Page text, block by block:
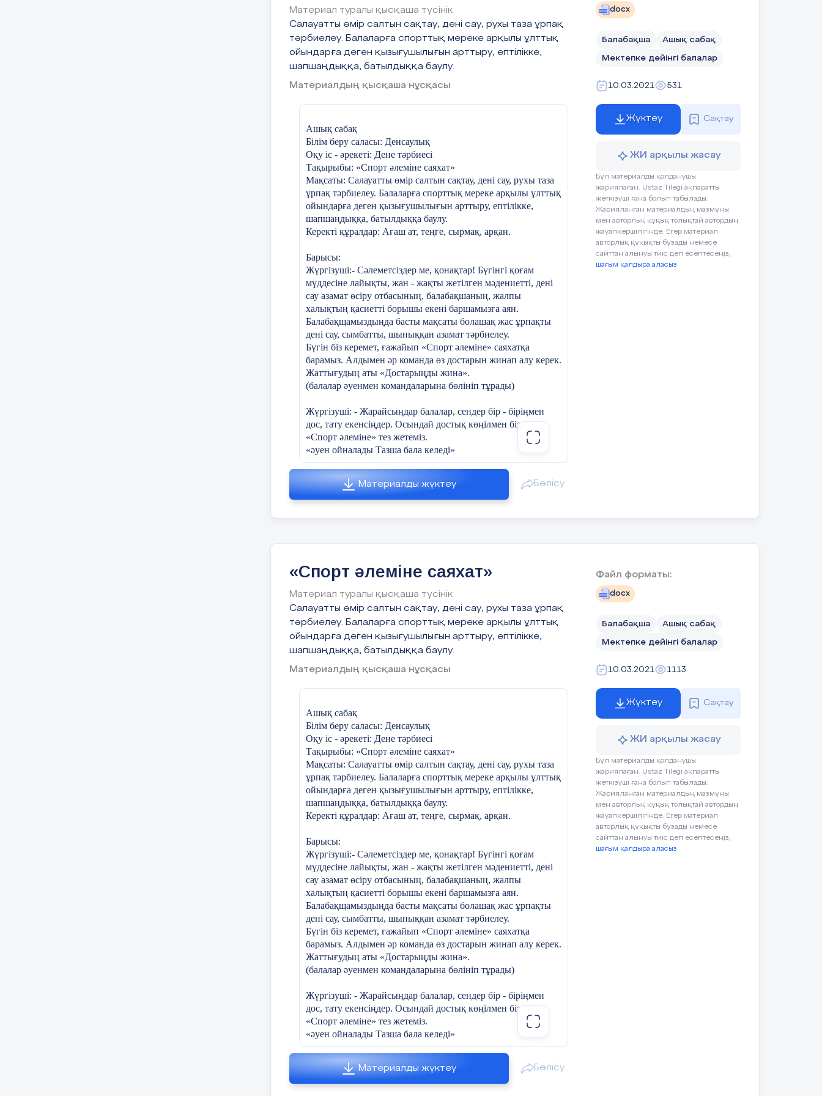
Сайысқа қатысуға енді ортаға,
Жылдам да шапшаң,
Оқушыларымыз ортаға шақырамыз.
(әр топ сап түзеп, орындарына келіп тұрады)
Ал, құрметті халайық!
Жарысты енді көріңдер.
Әділ қазы алқасы,
Әділ баға беріңдер!
Сайысты бастамас бұрын, сайысымызға әділ баға беретін
әділқазылар алқасымен таныстырайық.
1.
2.
Жүргізуші:
Таза ауа, спорт болсын дәріміз,
Еңбек етіп келгенінше әліміз.
«Алға» — деген бір – ақ мақсат ұстанып,
Сайысқа аттанайық бәріміз!
Бұл сайысымыз 10 балдық жүйемен бағаланады.
Әр топ төмендегі кезең бойынша сайысқа түседі:
1. Әр кезеңде білімдеріңіз бен белсенділіктеріңіз
сыналады.
Құрметті сайыскерлер! Сіздерге сәт сапар!
Сайысымызды бастаймыз.
Өнер қуып топ өтер дейміз,
Бір басына өнері жетер дейміз.
Сайысқа келген топтар кезектесіп,
Таныстырып өздерін кетер дейміз.
Жалындаймыз, жанамыз,
Әрқашан біз мықтымыз,
Бәрін жеңіп шығамыз.
«Шымыр» тобы
Таныстыру:
Шынықсаң шымыр боласың,
Спортты серік ете біл,
Жақсы азамат боласың
2- кезең : «Оққағар»Бұл кезеңде оқушылар оққағарды
атып, ондағы сұраққа жауап береді. Уақыт белгіленеді.
1-топ: Жазғы спорт түрлері:
«Ойнайық, ойнайық та ойлайық!
Қатардан артта қалып қоймайық,
Белсенді болайық ортада,
Уақытты тектен - тек жоймайық!
Олай болса, екінші турымызға өтеміз.
3 – кезең: «Кенгуру»
Ойынның шарты: Топ мүшелері үлкен резеңке доптың
үстіне отырып кедергі арасымен айнала секіре өтіп,
жұмбақтың жауабын табады және топқа кері айналып
қайту.
Әділқазылардың бағасы.
Материал туралы қысқаша түсінік
Салауатты өмір салтын сақтау, дені сау, рухы таза ұрпақ
тәрбиелеу. Балаларға спорттық мереке арқылы ұлттық
ойындарға деген қызығушылығын арттыру, ептілікке,
шапшаңдыққа, батылдыққа баулу.
Материалдың қысқаша нұсқасы
Ашық сабақ
Білім беру саласы: Денсаулық
Оқу іс - әрекеті: Дене тәрбиесі
Тақырыбы: «Спорт әлеміне саяхат»
Мақсаты: Салауатты өмір салтын сақтау, дені сау, рухы таза
ұрпақ тәрбиелеу. Балаларға спорттық мереке арқылы ұлттық
ойындарға деген қызығушылығын арттыру, ептілікке,
шапшаңдыққа, батылдыққа баулу.
Керекті құралдар: Ағаш ат, теңге, сырмақ, арқан.
Барысы:
Жүргізуші:- Сәлеметсіздер ме, қонақтар! Бүгінгі қоғам
мүддесіне лайықты, жан - жақты жетілген мәдениетті, дені
сау азамат өсіру отбасының, балабақшаның, жалпы
халықтың қасиетті борышы екені баршамызға аян.
Балабақщамыздыңда басты мақсаты болашақ жас ұрпақты
дені сау, сымбатты, шыныққан азамат тәрбиелеу.
Бүгін біз керемет, ғажайып «Спорт әлеміне» саяхатқа
барамыз. Алдымен әр команда өз достарын жинап алу керек.
Жаттығудың аты «Достарыңды жина».
(балалар әуенмен командаларына бөлініп тұрады)
Жүргізуші: - Жарайсыңдар балалар, сендер бір - біріңмен
дос, тату екенсіңдер. Осындай достық көңілмен біздер
«Спорт әлеміне» тез жетеміз.
«әуен ойналады Тазша бала келеді»
Тазша: Сәлеметсіңдер ме, балалармен үлкендер!
Жүргізуші: Сәлеметсің бе, Тазша бала? Сен қайда асығып
бара жатырсың?
ЖҮРГІЗУШІ: Уайымдама, біздің балалар да «Спорт
әлеміне» бара жатыр, олар саған көмектеседі.
Тазша: Рахмет, бірақ Таусоғар ол әлемге бару үшін алдымен
сұрақтарға жауап бересің және жолыңда көп қиындықтар
кездеседі соны жеңуің керек деген.
Жүргізуші: Біздің балалар шыныққан, епті, қиындықтан
қорықпайды. Солай ма балалар? Саяхатқа шығуға
дайынсыңдар ма?
- Дайынбыз.
1. Қырандай самғап алысқа,
Ойымыз кетер ғарышқа.
Жарыстан еш қалмаймыз
«Жас қыран» тобы біздерміз.
2. күндей болып күлеміз
Шуақ шашып жүреміз
Шынықтырып денемізді
Ұзақ өмір сүреміз.
болу үшін Таусоғар беріп жіберген сұрақтарға жауап беріп
алайық.
1. Адамның бірінші байлығы не?
2. Доппен ойналатын спорт түрлерін ата?
3. Қазақтың Ұлттық ойындарын ата?
4. Денсаулық туралы мақал - мәтел айт.
5. Қазақстандағы атақты спортсмендерді білесің бе?
Тазша: - Жарайсыңдар балалар! Ендеше «Спорт әлеміне»
аттанайық.
Ат өнері білінбес
Ер өнері білінбес,
Қоян - қолтық алыспай деп қазақтың ұлттық ойыны бәйгеге
кезек берейік.
Ойын «Бәйге»
(әуен ойналады мыстанмен қарақшы келеді)
Мыстан: Қарақшы, қарашы бізге кімдер келгенін?
Материалды жүктеу Бөлісу
docx
Балабақша Ашық сабақ
Мектепке дейінгі балалар
10.03.2021 531
Жүктеу Сақтау
ЖИ арқылы жасау
Бұл материалды қолданушы
жариялаған. Ustaz Tilegi ақпаратты
жеткізуші ғана болып табылады.
Жарияланған материалдың мазмұны
мен авторлық құқық толықтай автордың
жауапкершілігінде. Егер материал
авторлық құқықты бұзады немесе
сайттан алынуы тиіс деп есептесеңіз,
шағым қалдыра аласыз
«Спорт әлеміне саяхат»
Материал туралы қысқаша түсінік
Салауатты өмір салтын сақтау, дені сау, рухы таза ұрпақ
тәрбиелеу. Балаларға спорттық мереке арқылы ұлттық
ойындарға деген қызығушылығын арттыру, ептілікке,
шапшаңдыққа, батылдыққа баулу.
Материалдың қысқаша нұсқасы
Ашық сабақ
Білім беру саласы: Денсаулық
Оқу іс - әрекеті: Дене тәрбиесі
Тақырыбы: «Спорт әлеміне саяхат»
Мақсаты: Салауатты өмір салтын сақтау, дені сау, рухы таза
ұрпақ тәрбиелеу. Балаларға спорттық мереке арқылы ұлттық
ойындарға деген қызығушылығын арттыру, ептілікке,
шапшаңдыққа, батылдыққа баулу.
Керекті құралдар: Ағаш ат, теңге, сырмақ, арқан.
Барысы:
Жүргізуші:- Сәлеметсіздер ме, қонақтар! Бүгінгі қоғам
мүддесіне лайықты, жан - жақты жетілген мәдениетті, дені
сау азамат өсіру отбасының, балабақшаның, жалпы
халықтың қасиетті борышы екені баршамызға аян.
Балабақщамыздыңда басты мақсаты болашақ жас ұрпақты
дені сау, сымбатты, шыныққан азамат тәрбиелеу.
Бүгін біз керемет, ғажайып «Спорт әлеміне» саяхатқа
барамыз. Алдымен әр команда өз достарын жинап алу керек.
Жаттығудың аты «Достарыңды жина».
(балалар әуенмен командаларына бөлініп тұрады)
Жүргізуші: - Жарайсыңдар балалар, сендер бір - біріңмен
дос, тату екенсіңдер. Осындай достық көңілмен біздер
«Спорт әлеміне» тез жетеміз.
«әуен ойналады Тазша бала келеді»
Тазша: Сәлеметсіңдер ме, балалармен үлкендер!
Жүргізуші: Сәлеметсің бе, Тазша бала? Сен қайда асығып
бара жатырсың?
Материалды жүктеу Бөлісу
Файл форматы:
docx
Балабақша Ашық сабақ
Мектепке дейінгі балалар
10.03.2021 1113
Жүктеу Сақтау
ЖИ арқылы жасау
Бұл материалды қолданушы
жариялаған. Ustaz Tilegi ақпаратты
жеткізуші ғана болып табылады.
Жарияланған материалдың мазмұны
мен авторлық құқық толықтай автордың
жауапкершілігінде. Егер материал
авторлық құқықты бұзады немесе
сайттан алынуы тиіс деп есептесеңіз,
шағым қалдыра аласыз